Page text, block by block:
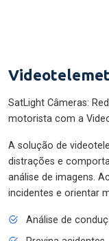
SatLight Câmeras:
motorista com a
A solução de
distrações e
análise de imagens.
incidentes e orientar
Análise de